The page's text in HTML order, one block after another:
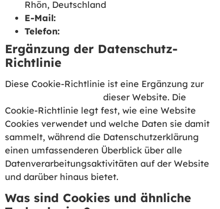
Rhön, Deutschland
E-Mail:
Telefon:
Ergänzung der Datenschutz-
Richtlinie
Diese Cookie-Richtlinie ist eine Ergänzung zur
dieser Website. Die
Cookie-Richtlinie legt fest, wie eine Website
Cookies verwendet und welche Daten sie damit
sammelt, während die Datenschutzerklärung
einen umfassenderen Überblick über alle
Datenverarbeitungsaktivitäten auf der Website
und darüber hinaus bietet.
Was sind Cookies und ähnliche